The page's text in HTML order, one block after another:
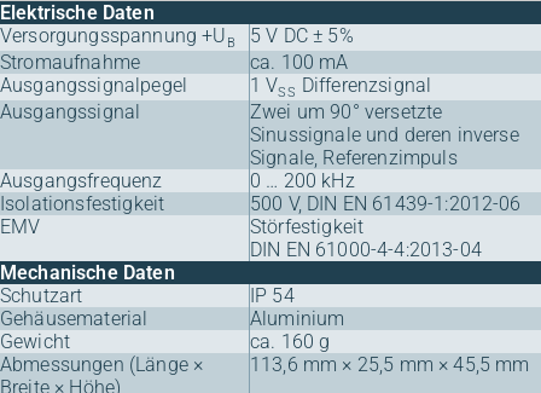
Elektrische Daten
Versorgungsspannung +U B
5 V DC ± 5%
Stromaufnahme
ca. 100 mA
Ausgangssignalpegel
1 VSS
Differenzsignal
Ausgangssignal
Zwei um 90° versetzte
Sinussignale und deren inverse
Signale, Referenzimpuls
Ausgangsfrequenz
0 … 200 kHz
Isolationsfestigkeit
500 V, DIN EN 61439-1:2012-06
EMV
Störfestigkeit
DIN EN 61000-4-4:2013-04
Mechanische Daten
Schutzart
IP 54
Gehäusematerial
Aluminium
Gewicht
ca. 160 g
Abmessungen (Länge ×
Breite × Höhe)
113,6 mm × 25,5 mm × 45,5 mm